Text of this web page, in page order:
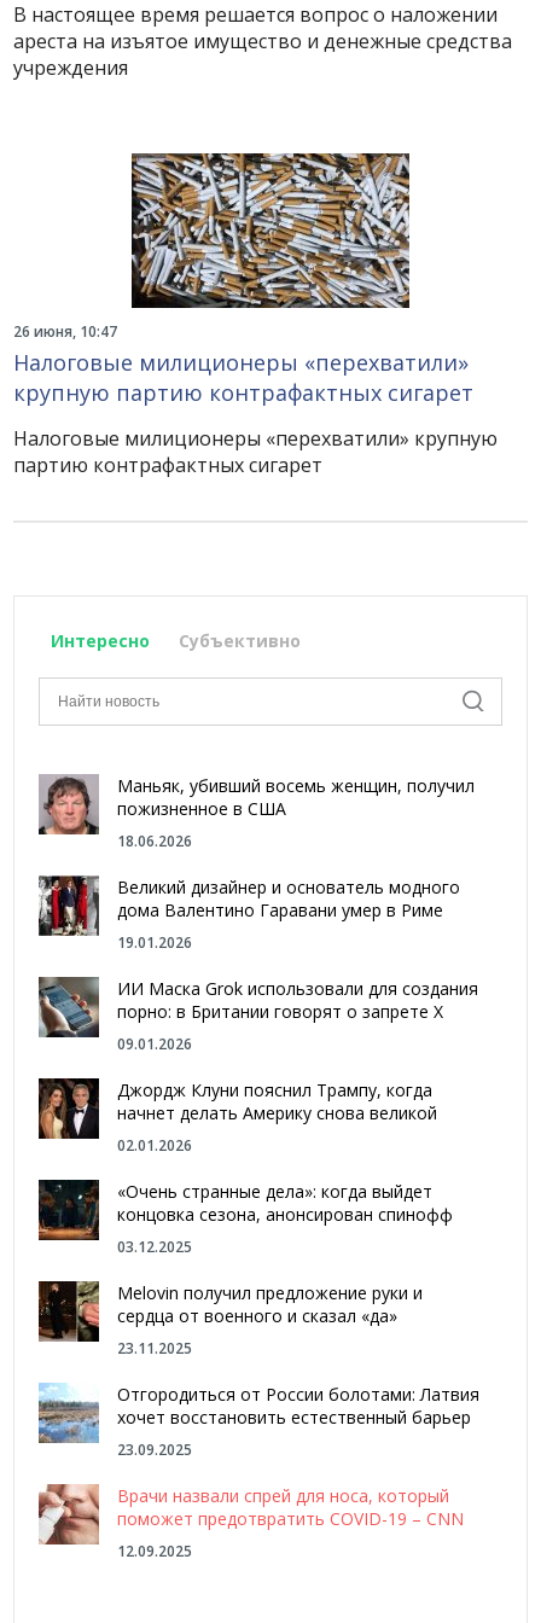
В настоящее время решается вопрос о наложении
ареста на изъятое имущество и денежные средства
учреждения
26 июня, 10:47
Налоговые милиционеры «перехватили»
крупную партию контрафактных сигарет
Налоговые милиционеры «перехватили» крупную
партию контрафактных сигарет
Интересно Субъективно
Маньяк, убивший восемь женщин, получил
пожизненное в США
18.06.2026
Великий дизайнер и основатель модного
дома Валентино Гаравани умер в Риме
19.01.2026
ИИ Маска Grok использовали для создания
порно: в Британии говорят о запрете Х
09.01.2026
Джордж Клуни пояснил Трампу, когда
начнет делать Америку снова великой
02.01.2026
«Очень странные дела»: когда выйдет
концовка сезона, анонсирован спинофф
03.12.2025
Melovin получил предложение руки и
сердца от военного и сказал «да»
23.11.2025
Отгородиться от России болотами: Латвия
хочет восстановить естественный барьер
23.09.2025
Врачи назвали спрей для носа, который
поможет предотвратить COVID-19 – CNN
12.09.2025